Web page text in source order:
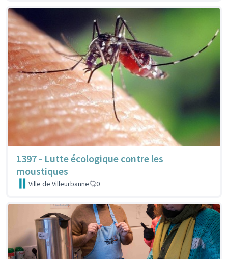
1397 - Lutte écologique contre les
moustiques
Ville de Villeurbanne 0